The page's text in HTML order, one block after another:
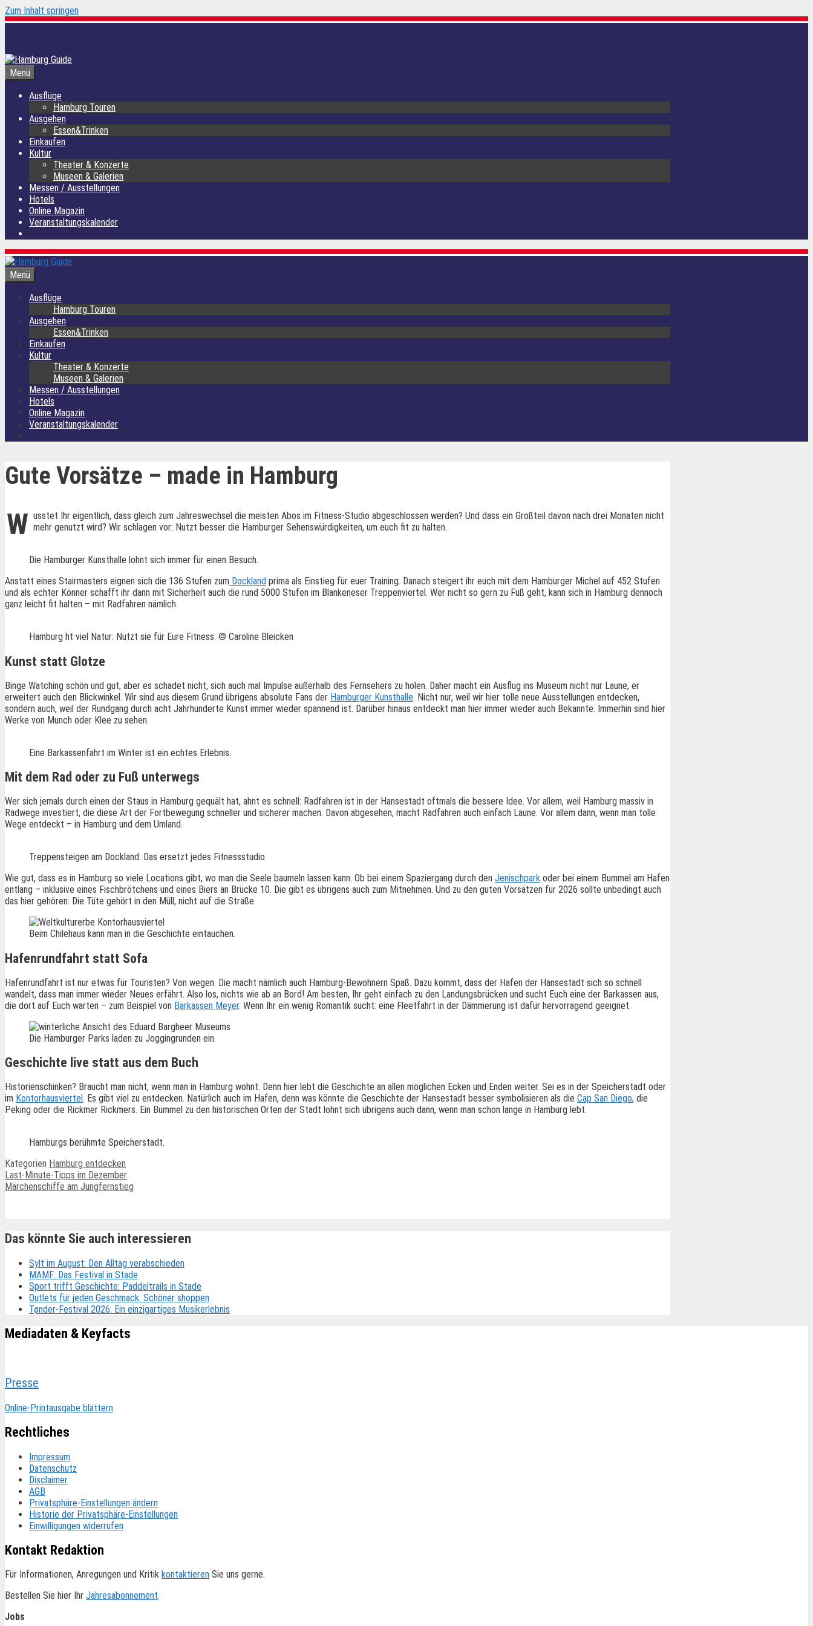
Zum Inhalt springen
Menü
Ausflüge
Hamburg Touren
Ausgehen
Essen&Trinken
Einkaufen
Kultur
Theater & Konzerte
Museen & Galerien
Messen / Ausstellungen
Hotels
Online Magazin
Veranstaltungskalender
Menü
Ausflüge
Hamburg Touren
Ausgehen
Essen&Trinken
Einkaufen
Kultur
Theater & Konzerte
Museen & Galerien
Messen / Ausstellungen
Hotels
Online Magazin
Veranstaltungskalender
Gute Vorsätze – made in Hamburg
W usstet Ihr eigentlich, dass gleich zum Jahreswechsel die meisten Abos im Fitness-Studio abgeschlossen werden? Und dass ein Großteil davon nach drei Monaten nicht
mehr genutzt wird? Wir schlagen vor: Nutzt besser die Hamburger Sehenswürdigkeiten, um euch fit zu halten.
Die Hamburger Kunsthalle lohnt sich immer für einen Besuch.
Anstatt eines Stairmasters eignen sich die 136 Stufen zum Dockland prima als Einstieg für euer Training. Danach steigert ihr euch mit dem Hamburger Michel auf 452 Stufen
und als echter Könner schafft ihr dann mit Sicherheit auch die rund 5000 Stufen im Blankeneser Treppenviertel. Wer nicht so gern zu Fuß geht, kann sich in Hamburg dennoch
ganz leicht fit halten – mit Radfahren nämlich.
Hamburg ht viel Natur: Nutzt sie für Eure Fitness. © Caroline Bleicken
Kunst statt Glotze
Binge Watching schön und gut, aber es schadet nicht, sich auch mal Impulse außerhalb des Fernsehers zu holen. Daher macht ein Ausflug ins Museum nicht nur Laune, er
erweitert auch den Blickwinkel. Wir sind aus diesem Grund übrigens absolute Fans der Hamburger Kunsthalle. Nicht nur, weil wir hier tolle neue Ausstellungen entdecken,
sondern auch, weil der Rundgang durch acht Jahrhunderte Kunst immer wieder spannend ist. Darüber hinaus entdeckt man hier immer wieder auch Bekannte. Immerhin sind hier
Werke von Munch oder Klee zu sehen.
Eine Barkassenfahrt im Winter ist ein echtes Erlebnis.
Mit dem Rad oder zu Fuß unterwegs
Wer sich jemals durch einen der Staus in Hamburg gequält hat, ahnt es schnell: Radfahren ist in der Hansestadt oftmals die bessere Idee. Vor allem, weil Hamburg massiv in
Radwege investiert, die diese Art der Fortbewegung schneller und sicherer machen. Davon abgesehen, macht Radfahren auch einfach Laune. Vor allem dann, wenn man tolle
Wege entdeckt – in Hamburg und dem Umland.
Treppensteigen am Dockland: Das ersetzt jedes Fitnessstudio.
Wie gut, dass es in Hamburg so viele Locations gibt, wo man die Seele baumeln lassen kann. Ob bei einem Spaziergang durch den Jenischpark oder bei einem Bummel am Hafen
entlang – inklusive eines Fischbrötchens und eines Biers an Brücke 10. Die gibt es übrigens auch zum Mitnehmen. Und zu den guten Vorsätzen für 2026 sollte unbedingt auch
das hier gehören: Die Tüte gehört in den Müll, nicht auf die Straße.
Beim Chilehaus kann man in die Geschichte eintauchen.
Hafenrundfahrt statt Sofa
Hafenrundfahrt ist nur etwas für Touristen? Von wegen. Die macht nämlich auch Hamburg-Bewohnern Spaß. Dazu kommt, dass der Hafen der Hansestadt sich so schnell
wandelt, dass man immer wieder Neues erfährt. Also los, nichts wie ab an Bord! Am besten, Ihr geht einfach zu den Landungsbrücken und sucht Euch eine der Barkassen aus,
die dort auf Euch warten – zum Beispiel von Barkassen Meyer. Wenn Ihr ein wenig Romantik sucht: eine Fleetfahrt in der Dämmerung ist dafür hervorragend geeignet.
Die Hamburger Parks laden zu Joggingrunden ein.
Geschichte live statt aus dem Buch
Historienschinken? Braucht man nicht, wenn man in Hamburg wohnt. Denn hier lebt die Geschichte an allen möglichen Ecken und Enden weiter. Sei es in der Speicherstadt oder
im Kontorhausviertel . Es gibt viel zu entdecken. Natürlich auch im Hafen, denn was könnte die Geschichte der Hansestadt besser symbolisieren als die Cap San Diego, die
Peking oder die Rickmer Rickmers. Ein Bummel zu den historischen Orten der Stadt lohnt sich übrigens auch dann, wenn man schon lange in Hamburg lebt.
Hamburgs berühmte Speicherstadt.
Kategorien Hamburg entdecken
Last-Minute-Tipps im Dezember
Märchenschiffe am Jungfernstieg
Das könnte Sie auch interessieren
Sylt im August: Den Alltag verabschieden
MAMF: Das Festival in Stade
Sport trifft Geschichte: Paddeltrails in Stade
Outlets für jeden Geschmack: Schöner shoppen
Tønder-Festival 2026: Ein einzigartiges Musikerlebnis
Mediadaten & Keyfacts
Presse
Online-Printausgabe blättern
Rechtliches
Impressum
Datenschutz
Disclaimer
AGB
Privatsphäre-Einstellungen ändern
Historie der Privatsphäre-Einstellungen
Einwilligungen widerrufen
Kontakt Redaktion
Für Informationen, Anregungen und Kritik kontaktieren Sie uns gerne.
Bestellen Sie hier Ihr Jahresabonnement.
Jobs